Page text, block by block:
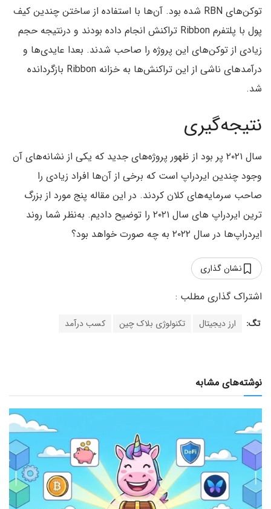
توکن‌های RBN شده بود. آن‌ها با استفاده از ساختن چندین کیف
پول با پلتفرم Ribbon تراکنش انجام داده بودند و درنتیجه حجم
زیادی از توکن‌های این پروژه را صاحب شدند. بعدا عایدی‌ها و
درآمدهای ناشی از این تراکنش‌ها به خزانه Ribbon بازگردانده
شد.
نتیجه‌گیری
سال ۲۰۲۱ پر بود از ظهور پروژه‌های جدید که یکی از نشانه‌های آن
وجود چندین ایردراپ است که برخی از آن‌ها افراد زیادی را
صاحب سرمایه‌های کلان کردند. در این مقاله پنج مورد از بزرگ
ترین ایردراپ های سال ۲۰۲۱ را توضیح دادیم. به‌نظر شما روند
ایردراپ‌ها در سال ۲۰۲۲ به چه صورت خواهد بود؟
نشان گذاری
تگ: ارز دیجیتال تکنولوژی بلاک چین کسب درآمد
نوشته‌های مشابه